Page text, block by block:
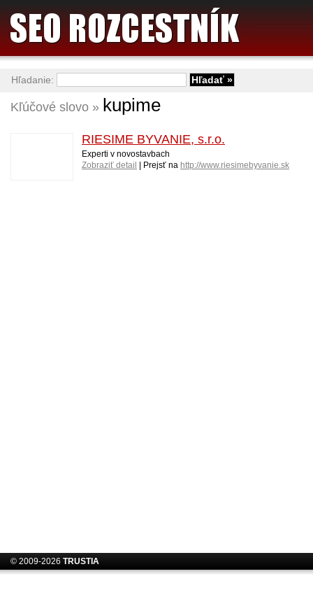
Kľúčové slovo » kupime
RIESIME BYVANIE, s.r.o.
Experti v novostavbach
Zobraziť detail
| Prejsť na http://www.riesimebyvanie.sk
Hľadanie:
© 2009-2026 TRUSTIA